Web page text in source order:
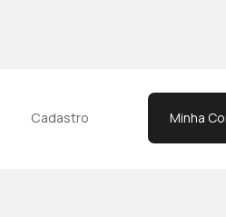
Cadastro
Minha